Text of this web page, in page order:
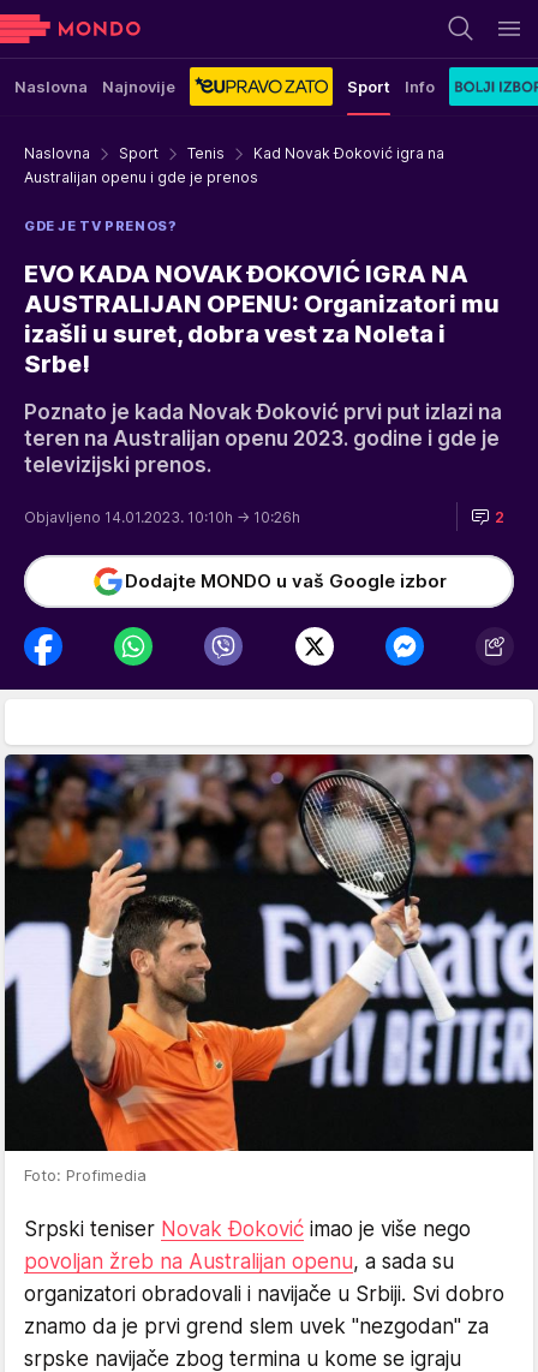
Naslovna Najnovije Sport Info
Naslovna Sport Tenis
Kad Novak Đoković igra na
Australijan openu i gde je prenos
GDE JE TV PRENOS?
EVO KADA NOVAK ĐOKOVIĆ IGRA NA
AUSTRALIJAN OPENU: Organizatori mu
izašli u suret, dobra vest za Noleta i
Srbe!
Poznato je kada Novak Đoković prvi put izlazi na
teren na Australijan openu 2023. godine i gde je
televizijski prenos.
Objavljeno 14.01.2023. 10:10h → 10:26h 2
Dodajte MONDO u vaš Google izbor
Foto: Profimedia
Srpski teniser Novak Đoković imao je više nego
povoljan žreb na Australijan openu, a sada su
organizatori obradovali i navijače u Srbiji. Svi dobro
znamo da je prvi grend slem uvek "nezgodan" za
srpske navijače zbog termina u kome se igraju